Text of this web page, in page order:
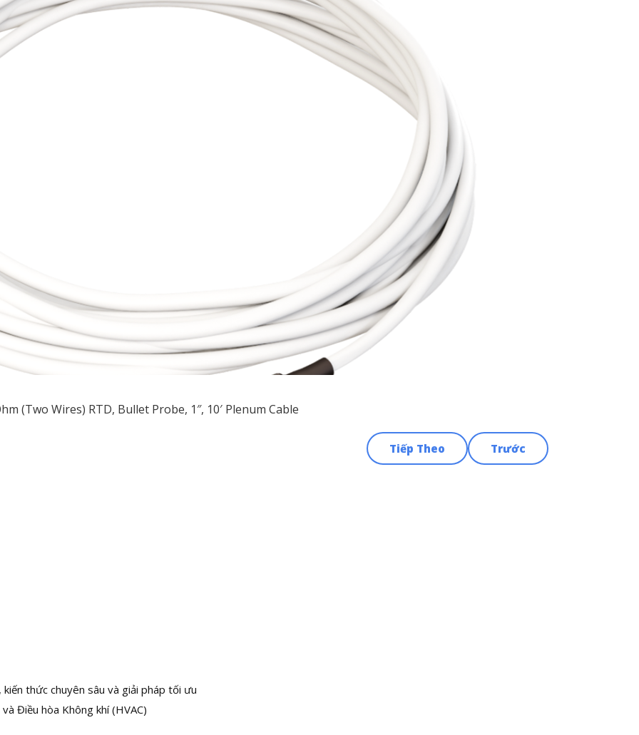
(Two Wires) RTD, Bullet Probe, 1″, 10′ Plenum Cable
Trước
Tiếp Theo
thức chuyên sâu và giải pháp tối ưu
Điều hòa Không khí (HVAC)